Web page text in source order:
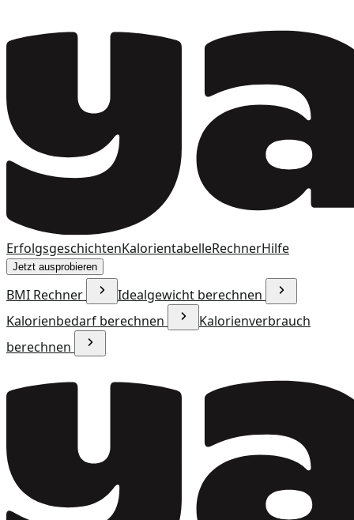
ErfolgsgeschichtenKalorientabelleRechnerHilfe
Jetzt ausprobieren
BMI Rechner
Idealgewicht berechnen
Kalorienbedarf berechnen
Kalorienverbrauch
berechnen